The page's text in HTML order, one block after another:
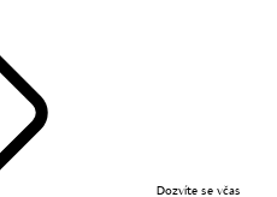
Dozvíte se včas